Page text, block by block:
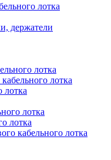
лотка
держатели
лотка
лотка
лотка
лотка
лотка
кабельного лотка